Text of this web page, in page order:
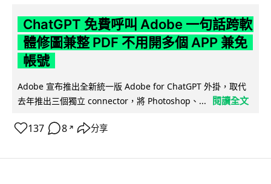
ChatGPT 免費呼叫 Adobe 一句話跨軟
體修圖兼整 PDF 不用開多個 APP 兼免
帳號
Adobe 宣布推出全新統一版 Adobe for ChatGPT 外掛，取代
去年推出三個獨立 connector，將 Photoshop、...
閱讀全文
137 8 ↗ 分享